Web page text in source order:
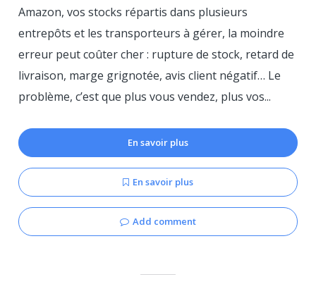
Amazon, vos stocks répartis dans plusieurs
entrepôts et les transporteurs à gérer, la moindre
erreur peut coûter cher : rupture de stock, retard de
livraison, marge grignotée, avis client négatif… Le
problème, c’est que plus vous vendez, plus vos...
En savoir plus
En savoir plus
Add comment